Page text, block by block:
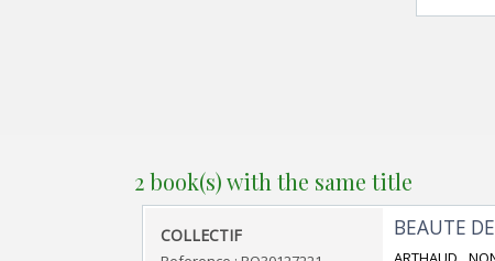
2 book(s) with the same title
‎COLLECTIF‎ ‎BEAUTE